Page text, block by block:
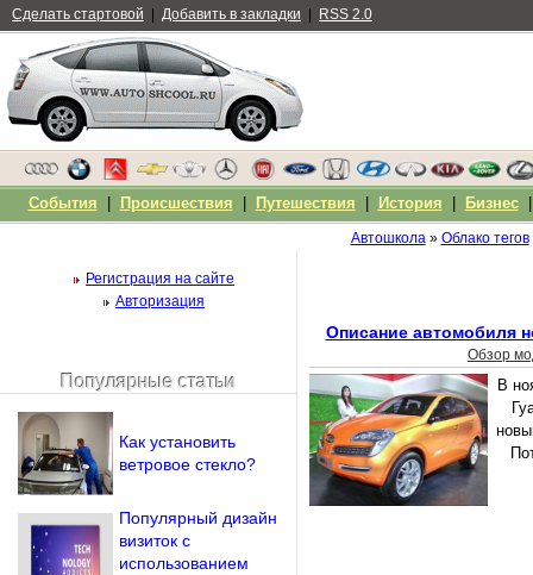
Автошкола» Облако тегов
Описание автомобиля
Обзор
В
Регистрация на сайте
Авторизация
Напомнить пароль?
Популярные статьи
Как установить
ветровое стекло?
Популярный дизайн
визиток с
использованием
Сделать стартовой Добавить в закладки RSS 2.0
События Происшествия Путешествия История Бизнес